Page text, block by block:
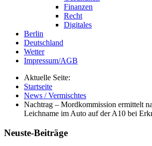
Finanzen
Recht
Digitales
Berlin
Deutschland
Wetter
Impressum/AGB
Aktuelle Seite:
Startseite
News / Vermischtes
Nachtrag – Mordkommission ermittelt
Leichname im Auto auf der A10 bei
Neuste-Beiträge